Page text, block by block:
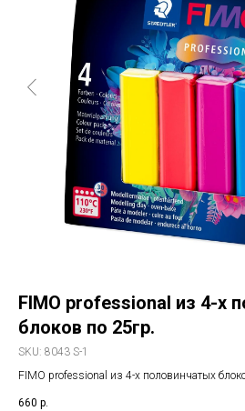
FIMO professional из 4-х
блоков по 25гр.
SKU: 8043 S-1
FIMO professional из 4-х половинчатых
660 р.